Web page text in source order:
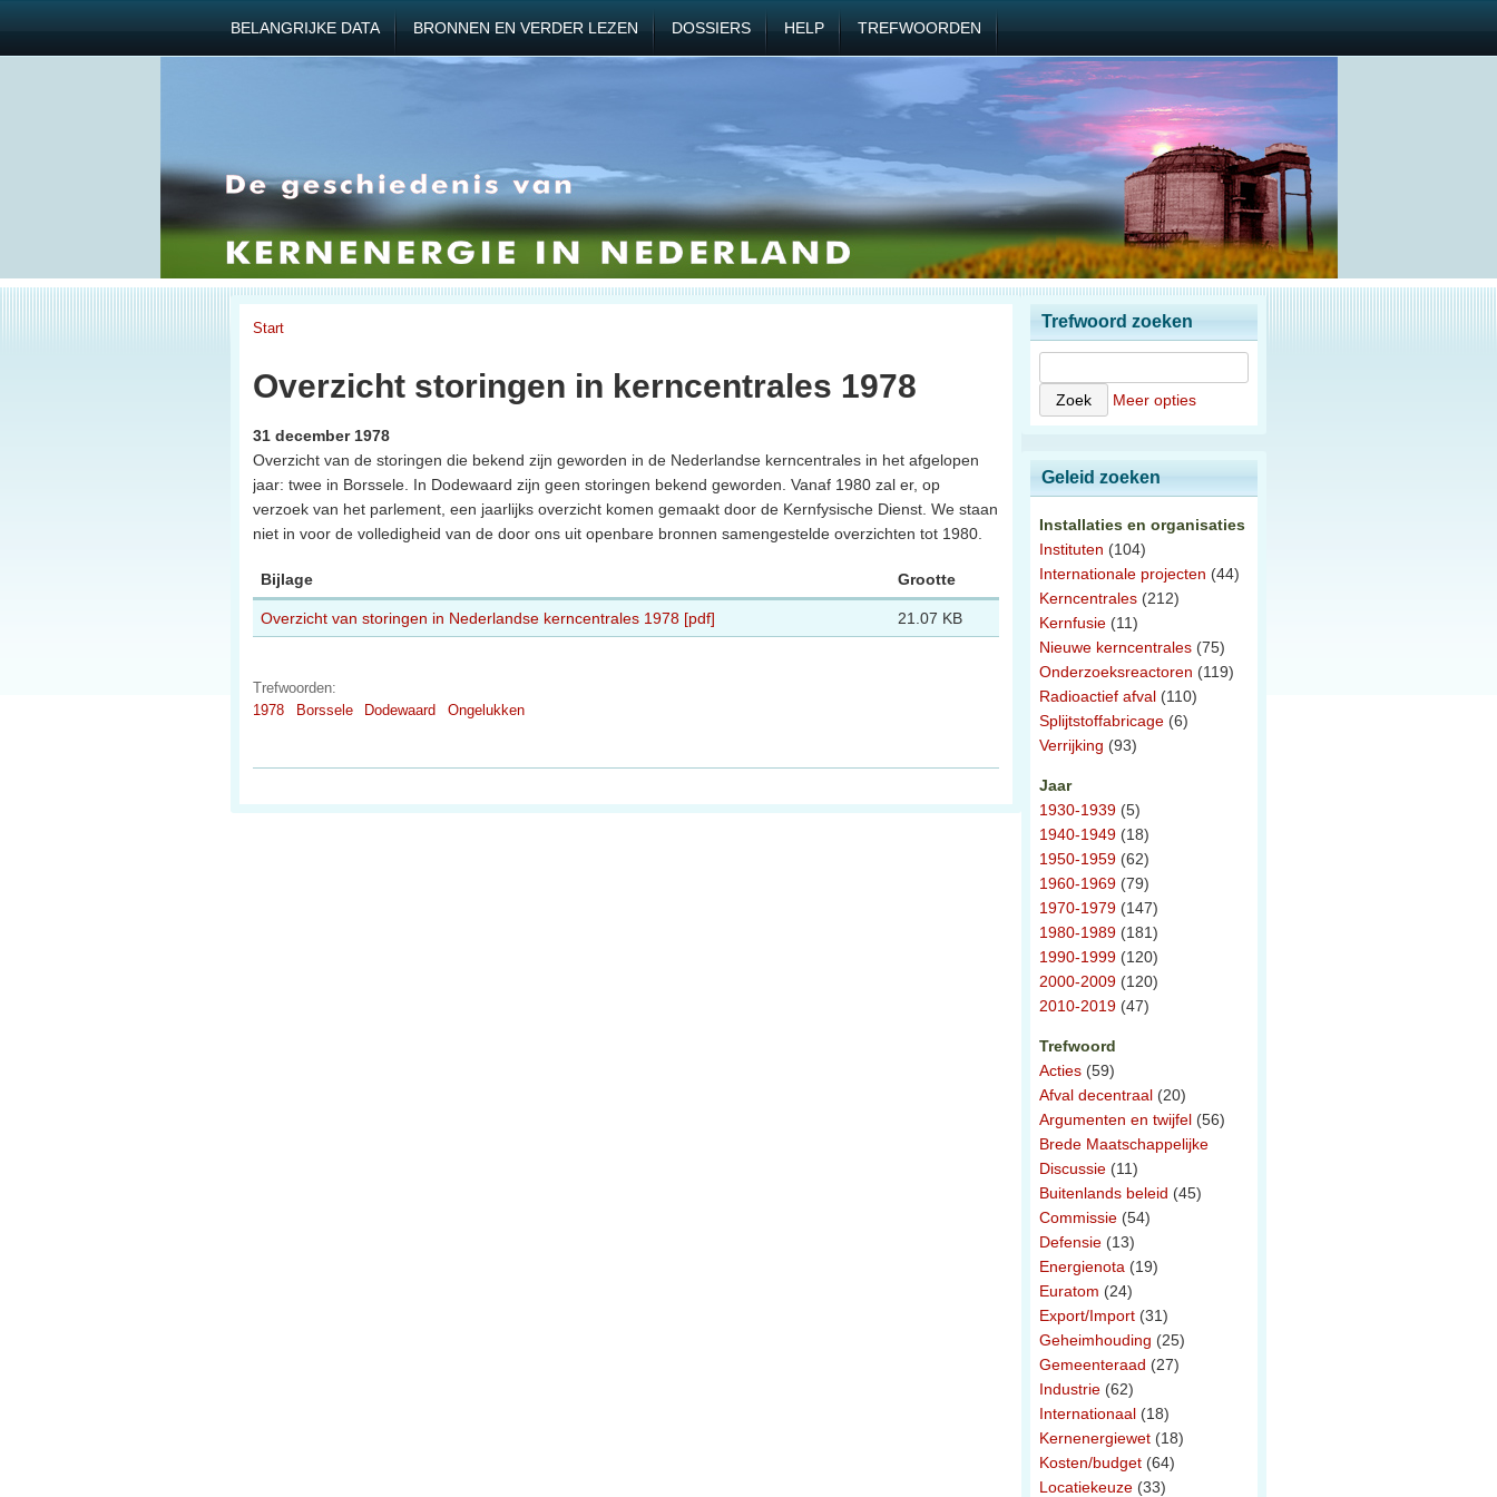
BELANGRIJKE DATA BRONNEN EN VERDER LEZEN DOSSIERS HELP TREFWOORDEN
Start
Overzicht storingen in kerncentrales 1978
31 december 1978
Overzicht van de storingen die bekend zijn geworden in de Nederlandse kerncentrales in het afgelopen
jaar: twee in Borssele. In Dodewaard zijn geen storingen bekend geworden. Vanaf 1980 zal er, op
verzoek van het parlement, een jaarlijks overzicht komen gemaakt door de Kernfysische Dienst. We staan
niet in voor de volledigheid van de door ons uit openbare bronnen samengestelde overzichten tot 1980.
Bijlage Grootte
Overzicht van storingen in Nederlandse kerncentrales 1978 [pdf] 21.07 KB
Trefwoorden:
1978
Borssele Dodewaard Ongelukken
Trefwoord zoeken
Meer opties
Geleid zoeken
Installaties en organisaties
Instituten (104)
Internationale projecten (44)
Kerncentrales (212)
Kernfusie (11)
Nieuwe kerncentrales (75)
Onderzoeksreactoren (119)
Radioactief afval (110)
Splijtstoffabricage (6)
Verrijking (93)
Jaar
1930-1939 (5)
1940-1949 (18)
1950-1959 (62)
1960-1969 (79)
1970-1979 (147)
1980-1989 (181)
1990-1999 (120)
2000-2009 (120)
2010-2019 (47)
Trefwoord
Acties (59)
Afval decentraal (20)
Argumenten en twijfel (56)
Brede Maatschappelijke
Discussie (11)
Buitenlands beleid (45)
Commissie (54)
Defensie (13)
Energienota (19)
Euratom (24)
Export/Import (31)
Geheimhouding (25)
Gemeenteraad (27)
Industrie (62)
Internationaal (18)
Kernenergiewet (18)
Kosten/budget (64)
Locatiekeuze (33)